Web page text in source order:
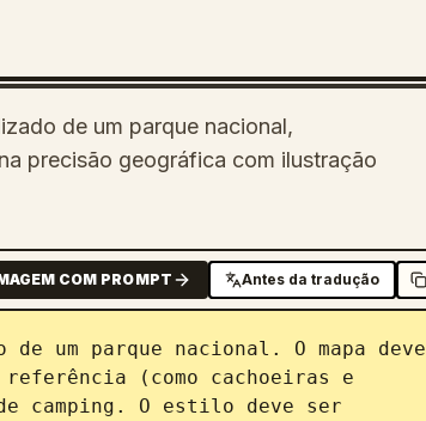
de um parque nacional,
precisão geográfica com ilustração
COM PROMPT Antes da tradução
um parque nacional. O mapa deve
(como cachoeiras e
camping. O estilo deve ser